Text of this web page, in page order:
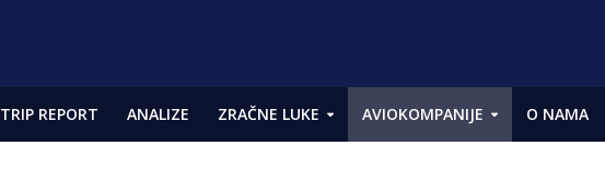
TRIP REPORT ANALIZE ZRAČNE LUKE AVIOKOMPANIJE O NAMA